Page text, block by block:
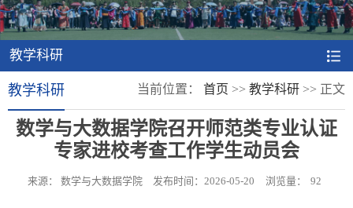
教学科研
当前位置： 首页 >> 教学科研 >> 正文
教学科研
数学与大数据学院召开师范类专业认证
专家进校考查工作学生动员会
来源： 数学与大数据学院 发布时间：2026-05-20 浏览量： 92